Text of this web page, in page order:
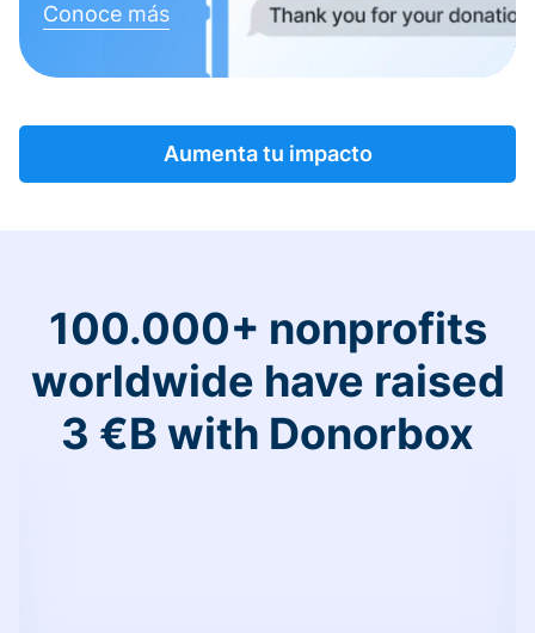
Conoce más
Aumenta tu impacto
100.000+ nonprofits
worldwide have raised
3 €B with Donorbox